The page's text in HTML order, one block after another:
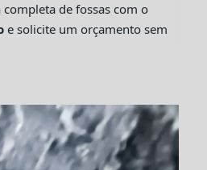
de fossas com o
e solicite um orçamento sem